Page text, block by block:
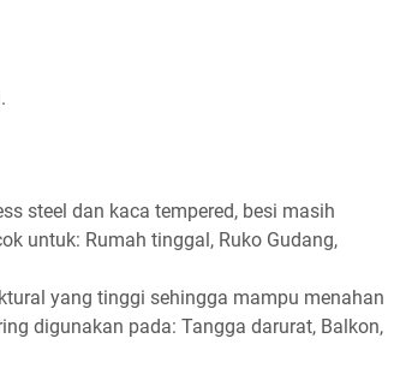
steel dan kaca tempered, besi masih
untuk: Rumah tinggal, Ruko Gudang,
yang tinggi sehingga mampu menahan
digunakan pada: Tangga darurat, Balkon,